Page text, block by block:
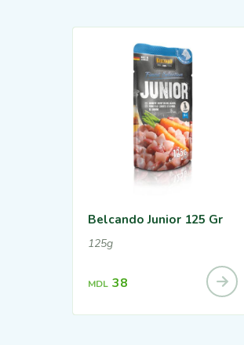
Belcando Junior 125 Gr
125g
MDL 38